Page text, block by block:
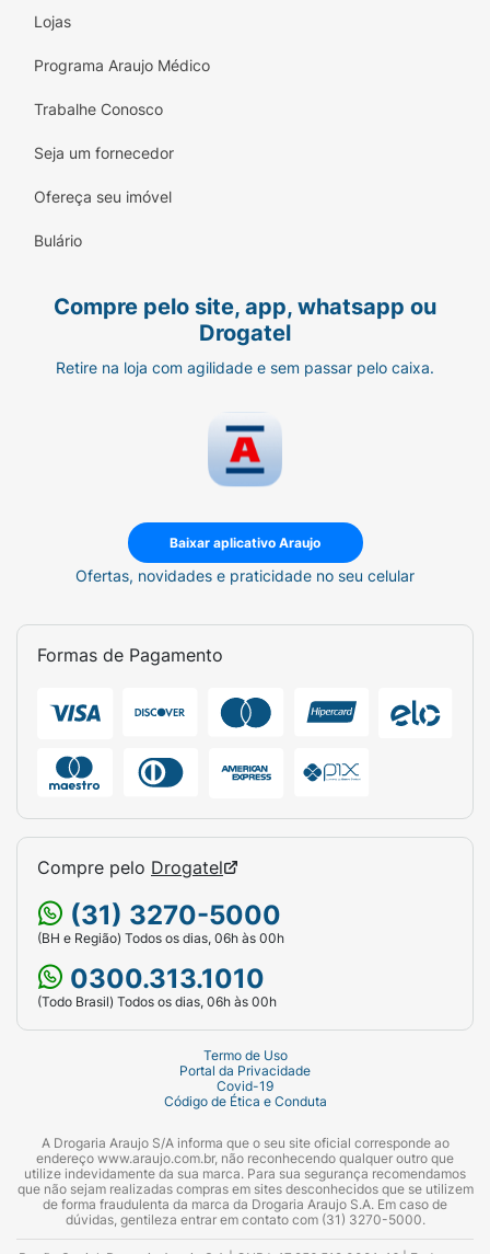
Lojas
Programa Araujo Médico
Trabalhe Conosco
Seja um fornecedor
Ofereça seu imóvel
Bulário
Compre pelo site, app, whatsapp ou
Drogatel
Retire na loja com agilidade e sem passar pelo caixa.
Baixar aplicativo Araujo
Ofertas, novidades e praticidade no seu celular
Formas de Pagamento
Compre pelo Drogatel
(31) 3270-5000
(BH e Região) Todos os dias, 06h às 00h
0300.313.1010
(Todo Brasil) Todos os dias, 06h às 00h
Termo de Uso
Portal da Privacidade
Covid-19
Código de Ética e Conduta
A Drogaria Araujo S/A informa que o seu site oficial corresponde ao
endereço www.araujo.com.br, não reconhecendo qualquer outro que
utilize indevidamente da sua marca. Para sua segurança recomendamos
que não sejam realizadas compras em sites desconhecidos que se utilizem
de forma fraudulenta da marca da Drogaria Araujo S.A. Em caso de
dúvidas, gentileza entrar em contato com (31) 3270-5000.